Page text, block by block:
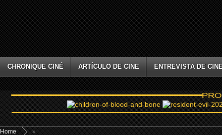
CHRONIQUE CINÉ ARTÍCULO DE CINE ENTREVISTA DE
Home »